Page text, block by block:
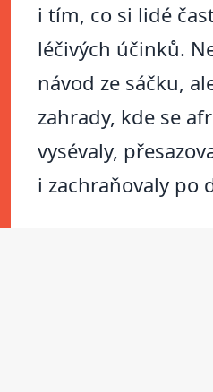
i tím, co si lidé
léčivých účinků.
návod ze sáčku,
zahrady, kde se
vysévaly,
i zachraňovaly po